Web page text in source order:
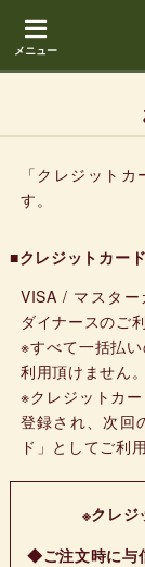
メニュー
「クレジット
す。
■クレジットカー
VISA / マスタ
ダイナースのご
※すべて一括払
利用頂けません。
※クレジットカ
登録され、次回
ド」としてご利
※クレジ
◆ご注文時に与